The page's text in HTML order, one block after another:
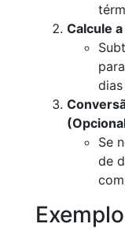
Calcule
Se
de